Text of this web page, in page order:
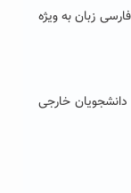
زبان به ویژه
خارجی